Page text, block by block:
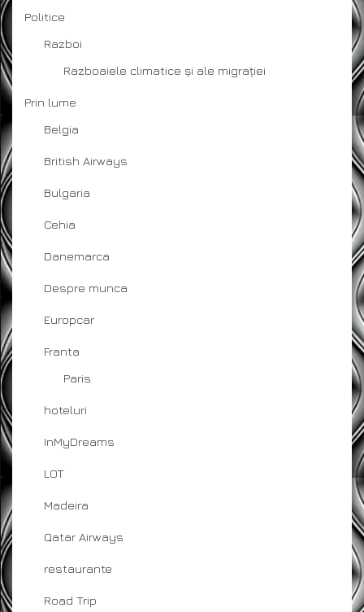
Politice
Razboi
Razboaiele climatice și ale migrației
Prin lume
Belgia
British Airways
Bulgaria
Cehia
Danemarca
Despre munca
Europcar
Franta
Paris
hoteluri
InMyDreams
LOT
Madeira
Qatar Airways
restaurante
Road Trip